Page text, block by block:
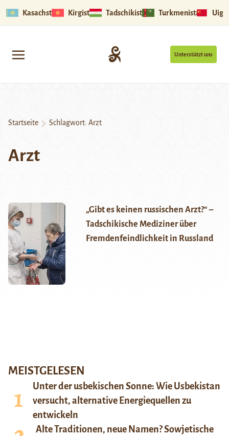
Kasachstan Kirgistan Tadschikistan Turkmenistan
Unterstützt uns
Startseite Schlagwort: Arzt
Arzt
„Gibt es keinen russischen Arzt?“ –
Tadschikische Mediziner über
Fremdenfeindlichkeit in Russland
MEISTGELESEN
Unter der usbekischen Sonne: Wie Usbekistan
versucht, alternative Energiequellen zu
entwickeln
Alte Traditionen, neue Namen? Sowjetische